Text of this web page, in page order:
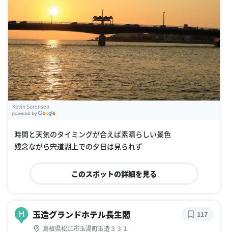
Kevin Sorensen
時間と天気のタイミングが合えば素晴らしい景色
残念ながら宍道湖上での夕日は見られず
このスポットの詳細を見る
H 玉造グランドホテル長生閣
島根県松江市玉湯町玉造３３１
117